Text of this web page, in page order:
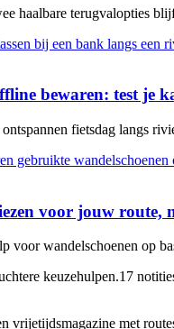
haalbare terugvalopties
bewaren: test je
fietsdag langs
voor jouw route,
voor wandelschoenen op
keuzehulpen.17
vrijetijdsmagazine met